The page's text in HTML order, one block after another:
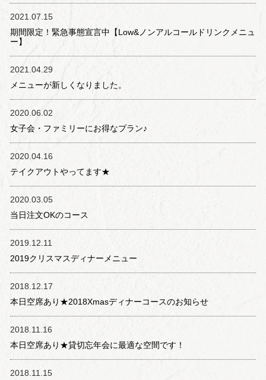
2021.07.15
期間限定！緊急事態宣言中【Low&ノンアルコールドリンクメニュ
ー】
2021.04.29
メニューが新しくなりました。
2020.06.02
女子会・ファミリーにお得なプラン♪
2020.04.16
テイクアウトやってます★
2020.03.05
当日注文OKのコース
2019.12.11
2019クリスマスディナーメニュー
2018.12.17
本日空席あり★2018Xmasディナーコースのお知らせ
2018.11.16
本日空席あり★貸切忘年会に最適な空間です！
2018.11.15